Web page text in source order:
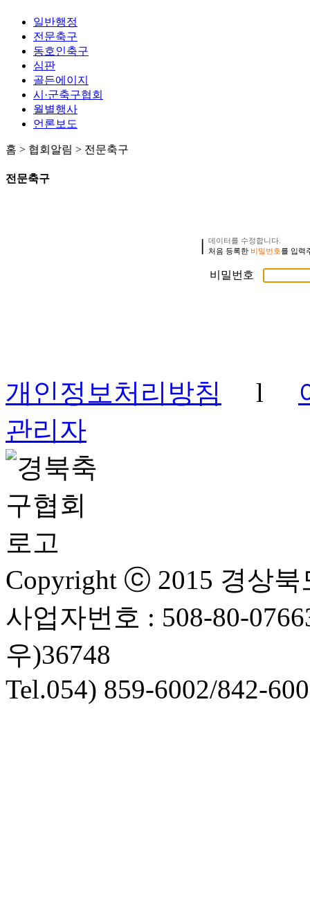
일반행정
전문축구
동호인축구
심판
골든에이지
시·군축구협회
월별행사
언론보도
홈 > 협회알림 > 전문축구
전문축구
| 데이터를 수정합니다.
처음 등록한 비밀번호를 입력
비밀번호
개인정보처리방침 l
관리자
Copyright ⓒ 2015 경상북
사업자번호 : 508-80-
우)36748
Tel.054) 859-6002/842-